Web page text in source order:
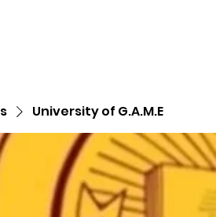
University of G.A.M.E